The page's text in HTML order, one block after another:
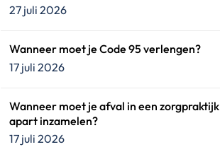
27 juli 2026
Wanneer moet je Code 95 verlengen?
17 juli 2026
Wanneer moet je afval in een zorgpraktijk
apart inzamelen?
17 juli 2026